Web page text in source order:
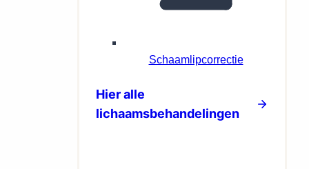
Schaamlipcorrectie
Hier alle
lichaamsbehandelingen